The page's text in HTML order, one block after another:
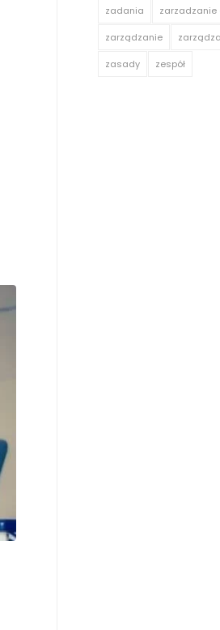
zadania zarzadzanie
zarządzanie
zasady zespół